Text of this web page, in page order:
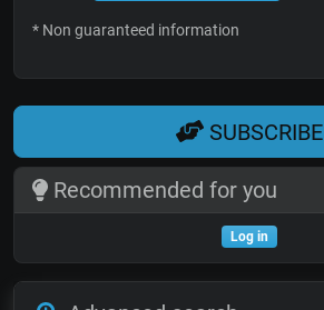
* Non guaranteed information
SUBSCRIBE
Recommended for you
Log in